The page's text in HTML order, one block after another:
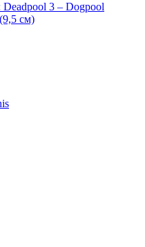
3 – Dogpool
см)